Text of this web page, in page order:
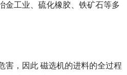
金工业、硫化橡胶、铁矿石等多
害，因此 磁选机的进料的全过程